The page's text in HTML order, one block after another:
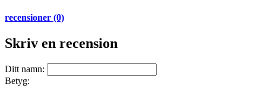
recensioner (0)
Skriv en recension
Ditt namn:
Betyg: